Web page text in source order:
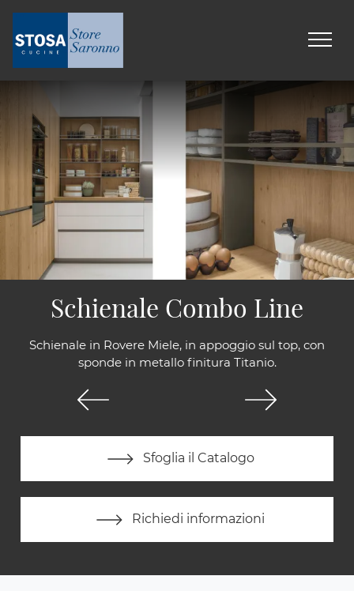
Schienale in Rovere Miele, in appoggio sul top, con
sponde in metallo finitura Titanio.
Sfoglia il Catalogo
Richiedi informazioni
Schienale Combo Line